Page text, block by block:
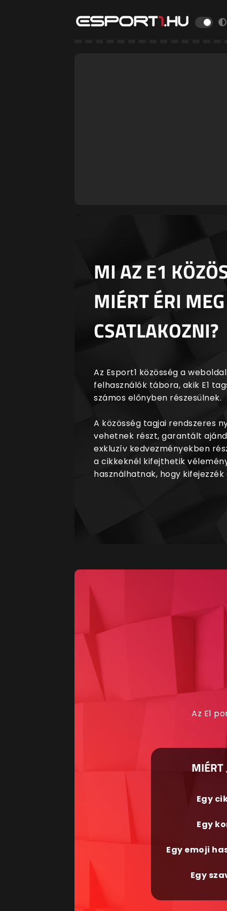
MI AZ E1
MIÉRT ÉRI MEG
CSATLAKOZNI?
Az Esport1 közösség a
felhasználók tábora, akik E1
számos előnyben részesülnek.
A közösség tagjai rendszeres
vehetnek részt, garantált
exkluzív kedvezményekben
a cikkeknél kifejthetik
használhatnak, hogy
Az E1
MIÉRT
Egy
Egy
Egy emoji
Egy